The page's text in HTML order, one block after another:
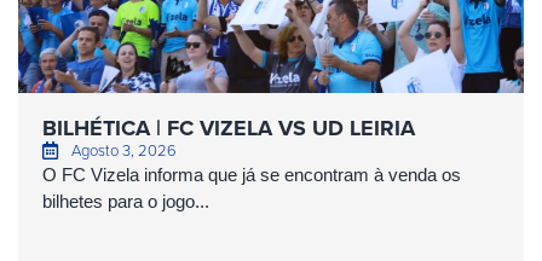
BILHÉTICA | FC VIZELA VS UD LEIRIA
Agosto 3, 2026
O FC Vizela informa que já se encontram à venda os
bilhetes para o jogo...